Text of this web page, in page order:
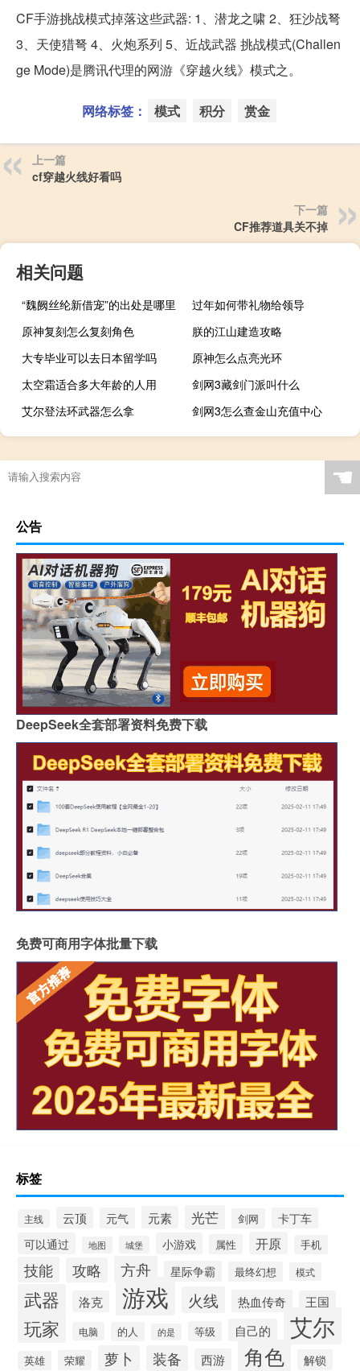
CF手游挑战模式掉落这些武器: 1、潜龙之啸 2、狂沙战弩
3、天使猎弩 4、火炮系列 5、近战武器 挑战模式(Challen
ge Mode)是腾讯代理的网游《穿越火线》模式之。
网络标签： 模式 积分 赏金
上一篇
cf穿越火线好看吗
下一篇
CF推荐道具关不掉
相关问题
“魏阙丝纶新借宠”的出处是哪里
过年如何带礼物给领导
原神复刻怎么复刻角色
朕的江山建造攻略
大专毕业可以去日本留学吗
原神怎么点亮光环
太空霜适合多大年龄的人用
剑网3藏剑门派叫什么
艾尔登法环武器怎么拿
剑网3怎么查金山充值中心
☚
公告
DeepSeek全套部署资料免费下载
免费可商用字体批量下载
标签
主线 云顶 元气 元素 光芒 剑网 卡丁车
可以通过 地图 城堡 小游戏 属性 开原 手机
技能 攻略 方舟 星际争霸 最终幻想 模式
武器 洛克 游戏 火线 热血传奇 王国
玩家 电脑 的人 的是 等级 自己的 艾尔
英雄 荣耀 萝卜 装备 西游 角色 解锁